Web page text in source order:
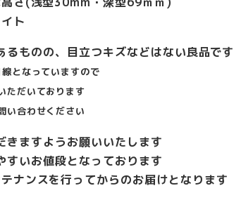
ト
ものの、目立つキズなどはない良品です
となっていますので
ただいております
い合わせください
きますようお願いいたします
すいお値段となっております
ナンスを行ってからのお届けとなります